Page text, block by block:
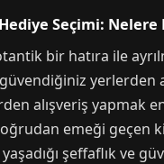
Seçimi:
bir hatıra ile
yerlerden
alışveriş yapmak
emeği geçen
şeffaflık ve